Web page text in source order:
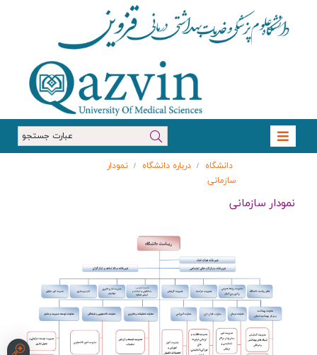
دانشگاه / درباره دانشگاه / نمودار
سازمانی
نمودار سازمانی